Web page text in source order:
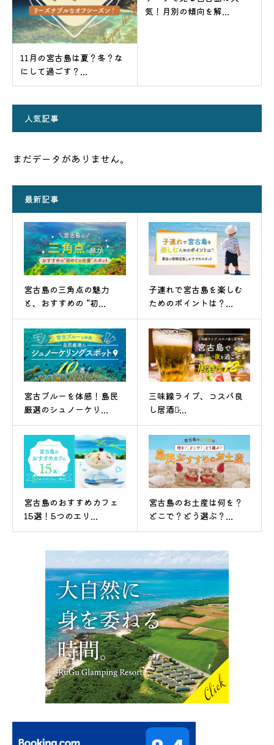
11月の宮古島は夏？冬？な
にして過ごす？...
気！月別の傾向を解...
人気記事
まだデータがありません。
最新記事
宮古島の三角点の魅力
と、おすすめの “初...
子連れで宮古島を楽しむ
ためのポイントは？...
宮古ブルーを体感！島民
厳選のシュノーケリ...
三味線ライブ、コスパ良
し居酒屋̷...
宮古島のおすすめカフェ
15選！5つのエリ...
宮古島のお土産は何を？
どこで？どう選ぶ？...